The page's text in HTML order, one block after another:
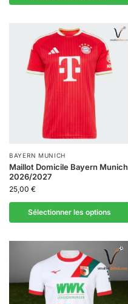
BAYERN MUNICH
Maillot Domicile Bayern Munich
2026/2027
25,00 €
Sélectionner les options